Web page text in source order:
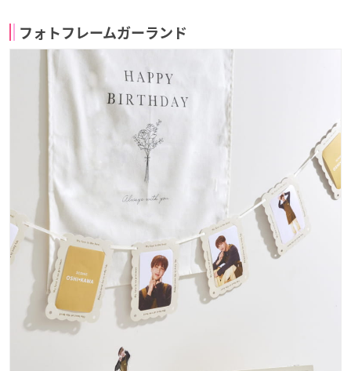
フォトフレームガーランド